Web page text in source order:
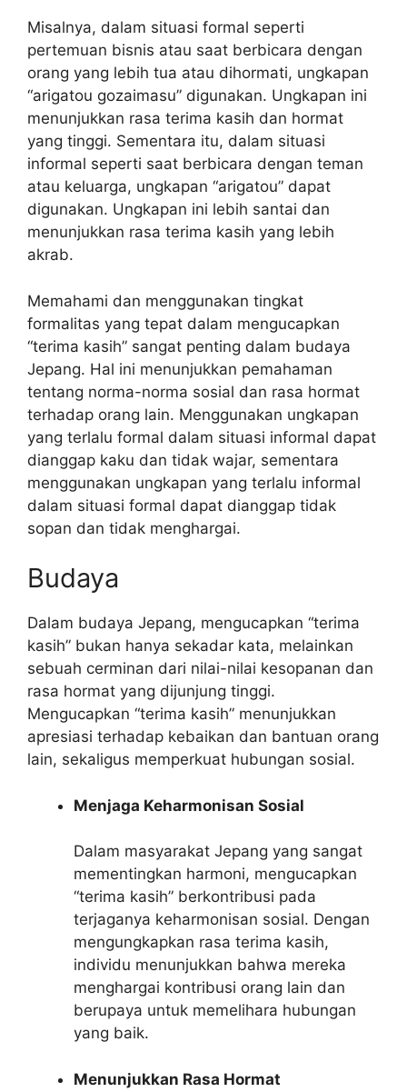
Misalnya, dalam situasi formal seperti
pertemuan bisnis atau saat berbicara dengan
orang yang lebih tua atau dihormati, ungkapan
“arigatou gozaimasu” digunakan. Ungkapan ini
menunjukkan rasa terima kasih dan hormat
yang tinggi. Sementara itu, dalam situasi
informal seperti saat berbicara dengan teman
atau keluarga, ungkapan “arigatou” dapat
digunakan. Ungkapan ini lebih santai dan
menunjukkan rasa terima kasih yang lebih
akrab.
Memahami dan menggunakan tingkat
formalitas yang tepat dalam mengucapkan
“terima kasih” sangat penting dalam budaya
Jepang. Hal ini menunjukkan pemahaman
tentang norma-norma sosial dan rasa hormat
terhadap orang lain. Menggunakan ungkapan
yang terlalu formal dalam situasi informal dapat
dianggap kaku dan tidak wajar, sementara
menggunakan ungkapan yang terlalu informal
dalam situasi formal dapat dianggap tidak
sopan dan tidak menghargai.
Budaya
Dalam budaya Jepang, mengucapkan “terima
kasih” bukan hanya sekadar kata, melainkan
sebuah cerminan dari nilai-nilai kesopanan dan
rasa hormat yang dijunjung tinggi.
Mengucapkan “terima kasih” menunjukkan
apresiasi terhadap kebaikan dan bantuan orang
lain, sekaligus memperkuat hubungan sosial.
Menjaga Keharmonisan Sosial
Dalam masyarakat Jepang yang sangat
mementingkan harmoni, mengucapkan
“terima kasih” berkontribusi pada
terjaganya keharmonisan sosial. Dengan
mengungkapkan rasa terima kasih,
individu menunjukkan bahwa mereka
menghargai kontribusi orang lain dan
berupaya untuk memelihara hubungan
yang baik.
Menunjukkan Rasa Hormat